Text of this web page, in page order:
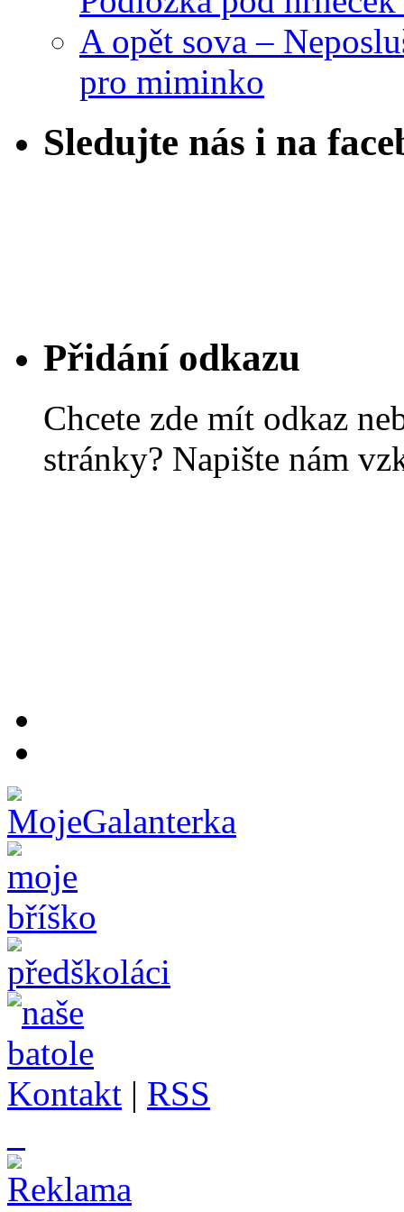
A opět sova –
pro miminko
Sledujte nás i na
Přidání odkazu
Chcete zde mít odkaz
stránky? Napište nám
Kontakt | RSS